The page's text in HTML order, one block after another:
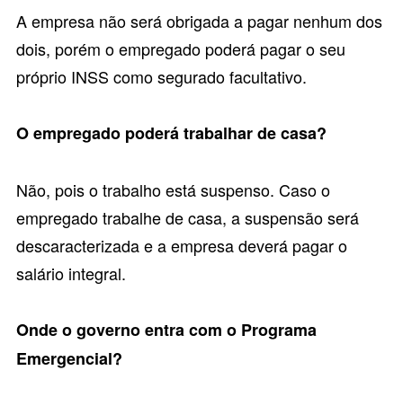
A empresa não será obrigada a pagar nenhum dos
dois, porém o empregado poderá pagar o seu
próprio INSS como segurado facultativo.
O empregado poderá trabalhar de casa?
Não, pois o trabalho está suspenso. Caso o
empregado trabalhe de casa, a suspensão será
descaracterizada e a empresa deverá pagar o
salário integral.
Onde o governo entra com o Programa
Emergencial?